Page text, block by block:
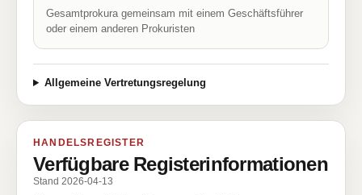
Gesamtprokura gemeinsam mit einem Geschäftsführer
oder einem anderen Prokuristen
Allgemeine Vertretungsregelung
HANDELSREGISTER
Verfügbare Registerinformationen
Stand 2026-04-13